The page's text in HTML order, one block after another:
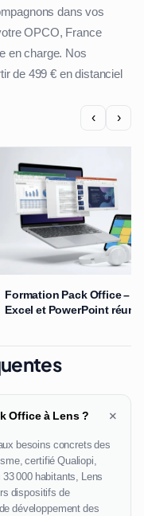
dans vos
OPCO, France
en charge. Nos
de 499 € en distanciel
‹ ›
Formation Pack Office –
Excel et PowerPoint réunis
Office à Lens ? +
besoins concrets des
certifié Qualiopi,
000 habitants, Lens
dispositifs de
développement des